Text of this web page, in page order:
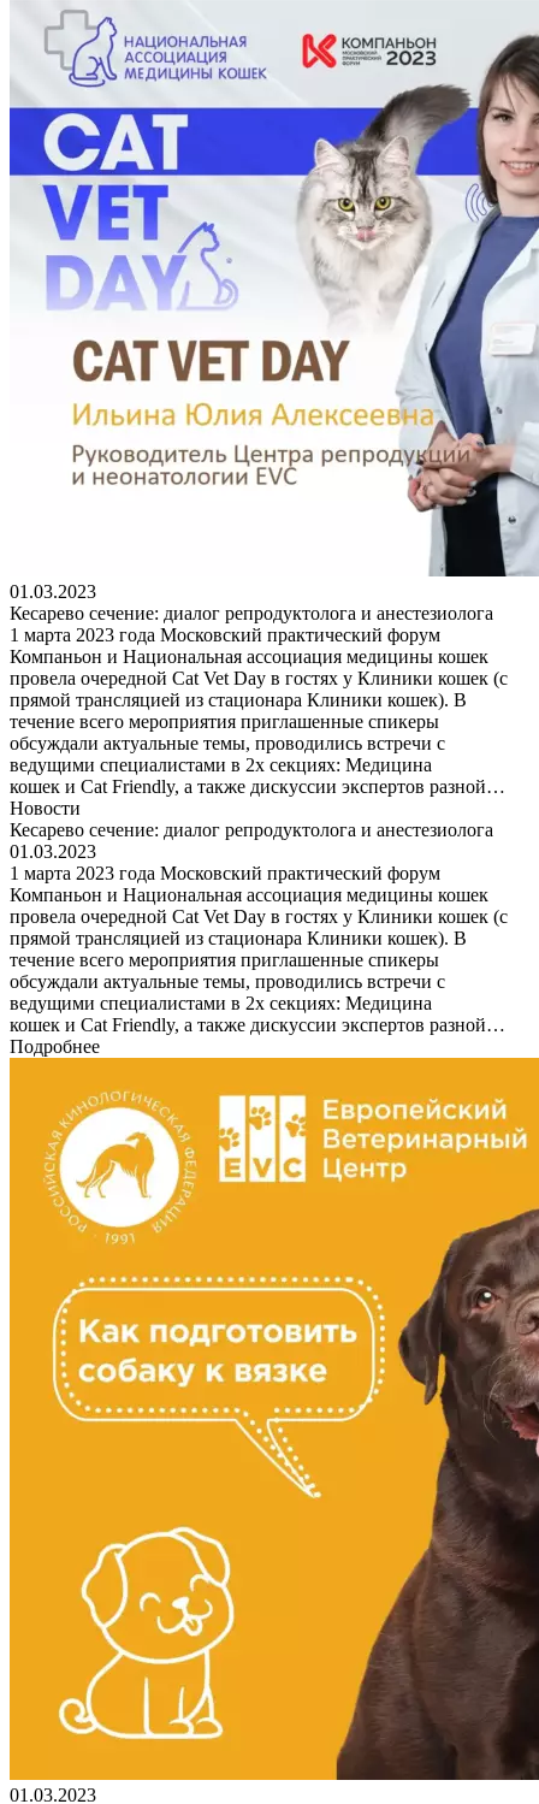
01.03.2023
Кесарево сечение: диалог репродуктолога и анестезиолога
1 марта 2023 года Московский практический форум
Компаньон и Национальная ассоциация медицины кошек
провела очередной Cat Vet Day в гостях у Клиники кошек (с
прямой трансляцией из стационара Клиники кошек). В
течение всего мероприятия приглашенные спикеры
обсуждали актуальные темы, проводились встречи с
ведущими специалистами в 2х секциях: Медицина
кошек и Cat Friendly, а также дискуссии экспертов разной…
Новости
Кесарево сечение: диалог репродуктолога и анестезиолога
01.03.2023
1 марта 2023 года Московский практический форум
Компаньон и Национальная ассоциация медицины кошек
провела очередной Cat Vet Day в гостях у Клиники кошек (с
прямой трансляцией из стационара Клиники кошек). В
течение всего мероприятия приглашенные спикеры
обсуждали актуальные темы, проводились встречи с
ведущими специалистами в 2х секциях: Медицина
кошек и Cat Friendly, а также дискуссии экспертов разной…
Подробнее
01.03.2023